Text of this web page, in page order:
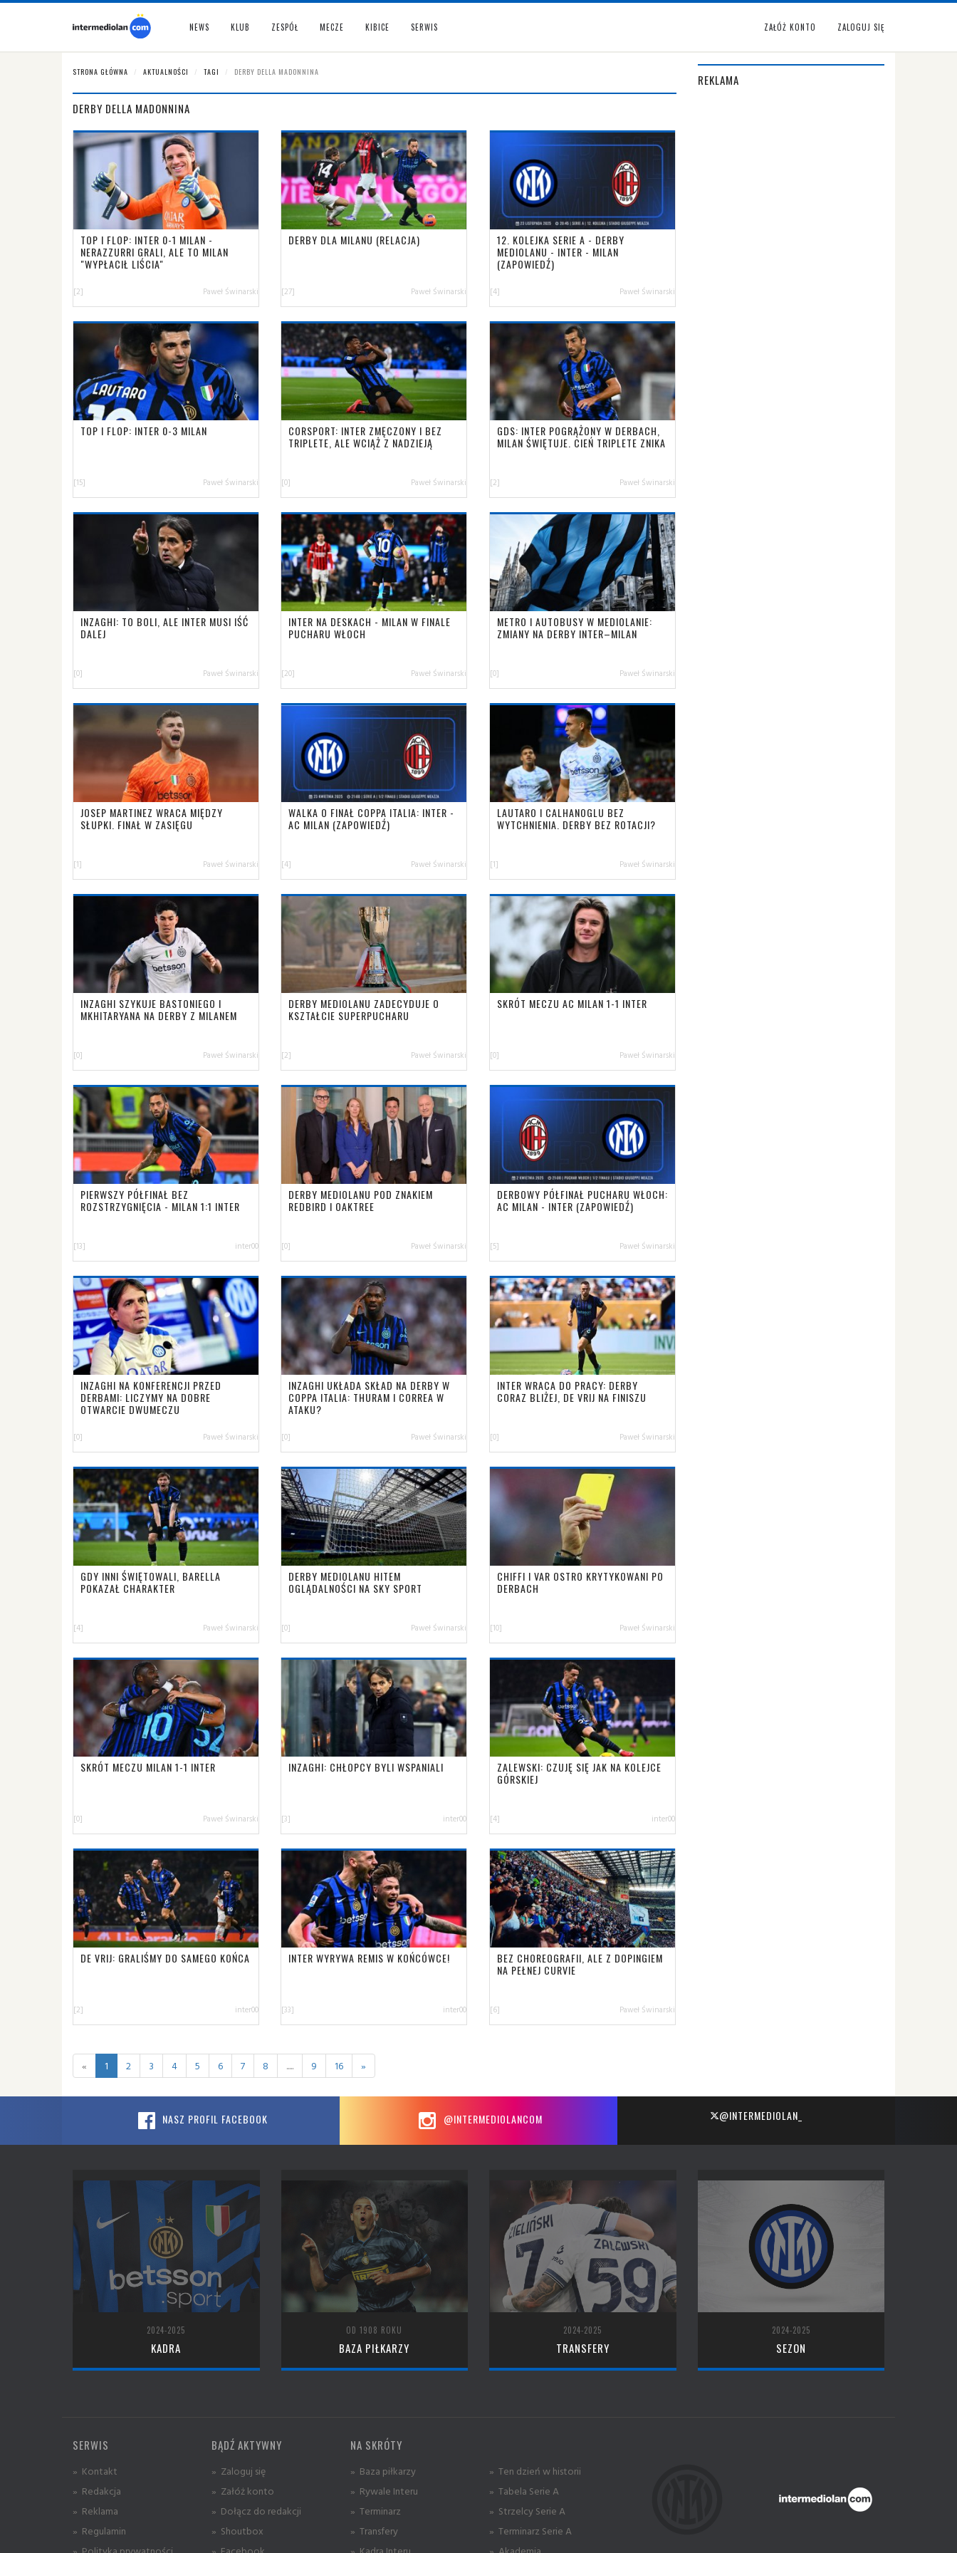
NEWS KLUB ZESPÓŁ MECZE KIBICE SERWIS ZAŁÓŻ KONTO ZALOGUJ SIĘ
STRONA GŁÓWNA AKTUALNOŚCI TAGI DERBY DELLA MADONNINA
DERBY DELLA MADONNINA
TOP I FLOP: INTER 0-1 MILAN -
NERAZZURRI GRALI, ALE TO MILAN
"WYPŁACIŁ LIŚCIA"
[2] Paweł Świnarski
DERBY DLA MILANU (RELACJA)
[27] Paweł Świnarski
12. KOLEJKA SERIE A - DERBY
MEDIOLANU - INTER - MILAN
(ZAPOWIEDŹ)
[4] Paweł Świnarski
TOP I FLOP: INTER 0-3 MILAN
[15] Paweł Świnarski
CORSPORT: INTER ZMĘCZONY I BEZ
TRIPLETE, ALE WCIĄŻ Z NADZIEJĄ
[0] Paweł Świnarski
GDS: INTER POGRĄŻONY W DERBACH,
MILAN ŚWIĘTUJE. CIEŃ TRIPLETE ZNIKA
[2] Paweł Świnarski
INZAGHI: TO BOLI, ALE INTER MUSI IŚĆ
DALEJ
[0] Paweł Świnarski
INTER NA DESKACH - MILAN W FINALE
PUCHARU WŁOCH
[20] Paweł Świnarski
METRO I AUTOBUSY W MEDIOLANIE:
ZMIANY NA DERBY INTER–MILAN
[0] Paweł Świnarski
JOSEP MARTINEZ WRACA MIĘDZY
SŁUPKI. FINAŁ W ZASIĘGU
[1] Paweł Świnarski
WALKA O FINAŁ COPPA ITALIA: INTER -
AC MILAN (ZAPOWIEDŹ)
[4] Paweł Świnarski
LAUTARO I CALHANOGLU BEZ
WYTCHNIENIA. DERBY BEZ ROTACJI?
[1] Paweł Świnarski
INZAGHI SZYKUJE BASTONIEGO I
MKHITARYANA NA DERBY Z MILANEM
[0] Paweł Świnarski
DERBY MEDIOLANU ZADECYDUJE O
KSZTAŁCIE SUPERPUCHARU
[2] Paweł Świnarski
SKRÓT MECZU AC MILAN 1-1 INTER
[0] Paweł Świnarski
PIERWSZY PÓŁFINAŁ BEZ
ROZSTRZYGNIĘCIA - MILAN 1:1 INTER
[13] inter00
DERBY MEDIOLANU POD ZNAKIEM
REDBIRD I OAKTREE
[0] Paweł Świnarski
DERBOWY PÓŁFINAŁ PUCHARU WŁOCH:
AC MILAN - INTER (ZAPOWIEDŹ)
[5] Paweł Świnarski
INZAGHI NA KONFERENCJI PRZED
DERBAMI: LICZYMY NA DOBRE
OTWARCIE DWUMECZU
[0] Paweł Świnarski
INZAGHI UKŁADA SKŁAD NA DERBY W
COPPA ITALIA: THURAM I CORREA W
ATAKU?
[0] Paweł Świnarski
INTER WRACA DO PRACY: DERBY
CORAZ BLIŻEJ, DE VRIJ NA FINISZU
[0] Paweł Świnarski
GDY INNI ŚWIĘTOWALI, BARELLA
POKAZAŁ CHARAKTER
[4] Paweł Świnarski
DERBY MEDIOLANU HITEM
OGLĄDALNOŚCI NA SKY SPORT
[0] Paweł Świnarski
CHIFFI I VAR OSTRO KRYTYKOWANI PO
DERBACH
[10] Paweł Świnarski
SKRÓT MECZU MILAN 1-1 INTER
[0] Paweł Świnarski
INZAGHI: CHŁOPCY BYLI WSPANIALI
[3] inter00
ZALEWSKI: CZUJĘ SIĘ JAK NA KOLEJCE
GÓRSKIEJ
[4] inter00
DE VRIJ: GRALIŚMY DO SAMEGO KOŃCA
[2] inter00
INTER WYRYWA REMIS W KOŃCÓWCE!
[33] inter00
BEZ CHOREOGRAFII, ALE Z DOPINGIEM
NA PEŁNEJ CURVIE
[6] Paweł Świnarski
« 1 2 3 4 5 6 7 8 ..... 9 16 »
REKLAMA
NASZ PROFIL FACEBOOK @INTERMEDIOLANCOM @INTERMEDIOLAN_
2024-2025
KADRA
OD 1908 ROKU
BAZA PIŁKARZY
2024-2025
TRANSFERY
2024-2025
SEZON
SERWIS
» Kontakt
» Redakcja
» Reklama
» Regulamin
BĄDŹ AKTYWNY
» Zaloguj się
» Załóż konto
» Dołącz do redakcji
» Shoutbox
NA SKRÓTY
» Baza piłkarzy
» Rywale Interu
» Terminarz
» Transfery
» Ten dzień w historii
» Tabela Serie A
» Strzelcy Serie A
» Terminarz Serie A